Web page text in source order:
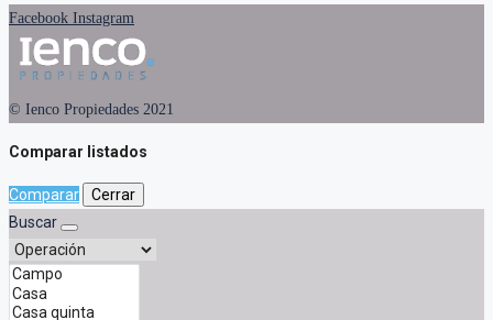
Facebook Instagram
© Ienco Propiedades 2021
Comparar listados
Comparar
Cerrar
Buscar